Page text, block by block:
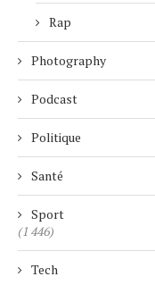
Rap
Photography
Podcast
Politique
Santé
Sport
(1 446)
Tech